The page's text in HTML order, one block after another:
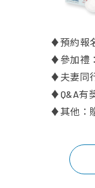
♦預約報
♦參加禮
♦夫妻同
♦Q&A有
♦其他：